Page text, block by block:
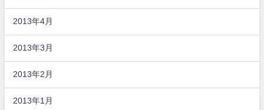
2013年4月
2013年3月
2013年2月
2013年1月